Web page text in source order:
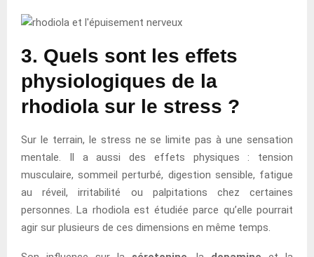
3. Quels sont les effets
physiologiques de la
rhodiola sur le stress ?
Sur le terrain, le stress ne se limite pas à une sensation
mentale. Il a aussi des effets physiques : tension
musculaire, sommeil perturbé, digestion sensible, fatigue
au réveil, irritabilité ou palpitations chez certaines
personnes. La rhodiola est étudiée parce qu’elle pourrait
agir sur plusieurs de ces dimensions en même temps.